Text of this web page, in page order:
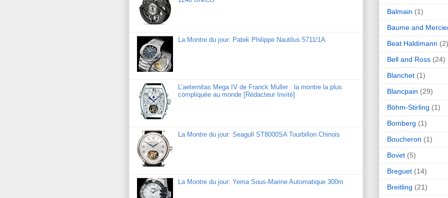
La Montre du jour: Patek Philippe Nautilus 5711/1A
L’aeternitas Mega IV de Franck Muller : la montre la plus
compliquée au monde [Rédacteur Invité]
La Montre du jour: Seagull ST8000SA Tourbillon Chinois
La Montre du jour: Yema Sous-Marine Automatique 300m
Balmain (1)
Baume and
Beat Haldimann (2)
Bell and Ross (24)
Blanchet (1)
Blancpain (29)
Böhm-Stirling (1)
Bomberg (1)
Boucheron (1)
Bovet (5)
Breguet (14)
Breitling (21)